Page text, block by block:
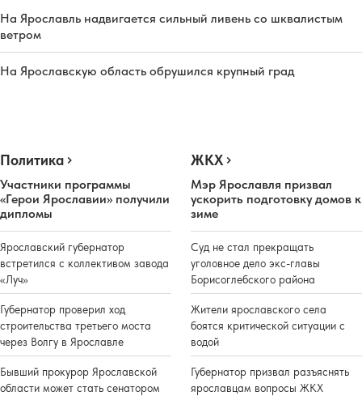
На Ярославль надвигается сильный ливень со шквалистым
ветром
На Ярославскую область обрушился крупный град
Политика
Участники программы
«Герои Ярославии» получили
дипломы
Ярославский губернатор
встретился с коллективом завода
«Луч»
Губернатор проверил ход
строительства третьего моста
через Волгу в Ярославле
Бывший прокурор Ярославской
области может стать сенатором
ЖКХ
Мэр Ярославля призвал
ускорить подготовку домов к
зиме
Суд не стал прекращать
уголовное дело экс-главы
Борисоглебского района
Жители ярославского села
боятся критической ситуации с
водой
Губернатор призвал разъяснять
ярославцам вопросы ЖКХ